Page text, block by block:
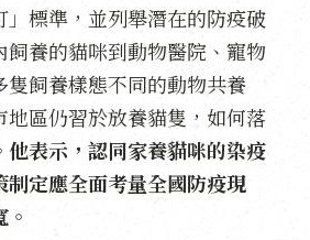
」標準，並列舉潛在的防疫破
飼養的貓咪到動物醫院、寵物
隻飼養樣態不同的動物共養
地區仍習於放養貓隻，如何落
他表示，認同家養貓咪的染疫
制定應全面考量全國防疫現